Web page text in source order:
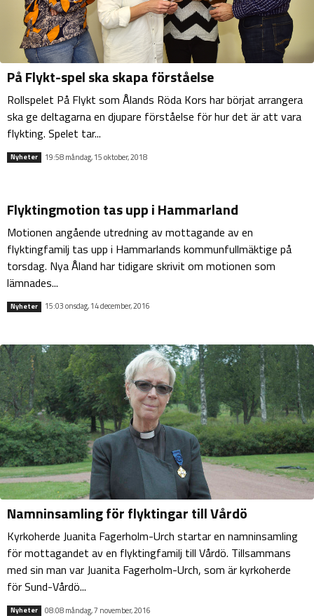
På Flykt-spel ska skapa förståelse
Rollspelet På Flykt som Ålands Röda Kors har börjat arrangera
ska ge deltagarna en djupare förståelse för hur det är att vara
flykting. Spelet tar...
Nyheter 19:58 måndag, 15 oktober, 2018
Flyktingmotion tas upp i Hammarland
Motionen angående utredning av mottagande av en
flyktingfamilj tas upp i Hammarlands kommunfullmäktige på
torsdag. Nya Åland har tidigare skrivit om motionen som
lämnades...
Nyheter 15:03 onsdag, 14 december, 2016
Namninsamling för flyktingar till Vårdö
Kyrkoherde Juanita Fagerholm-Urch startar en namninsamling
för mottagandet av en flyktingfamilj till Vårdö. Tillsammans
med sin man var Juanita Fagerholm-Urch, som är kyrkoherde
för Sund-Vårdö...
Nyheter 08:08 måndag, 7 november, 2016